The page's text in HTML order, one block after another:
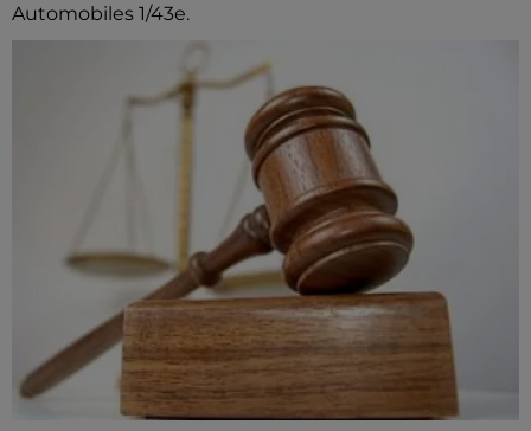
Automobiles 1/43e.